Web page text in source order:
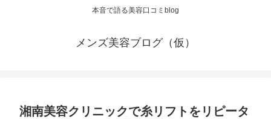
本音で語る美容口コミblog
メンズ美容ブログ（仮）
湘南美容クリニックで糸リフトをリピータ